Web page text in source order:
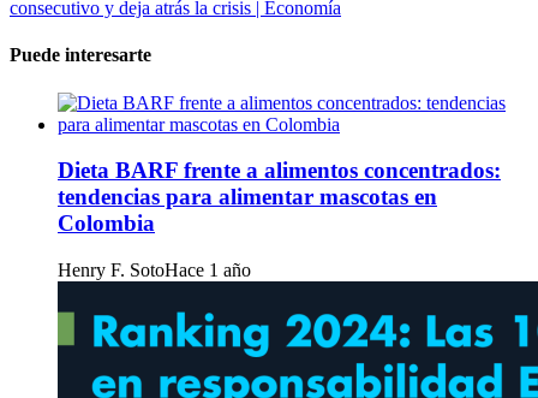
consecutivo y deja atrás la crisis | Economía
Puede interesarte
Dieta BARF frente a alimentos concentrados:
tendencias para alimentar mascotas en
Colombia
Henry F. SotoHace 1 año